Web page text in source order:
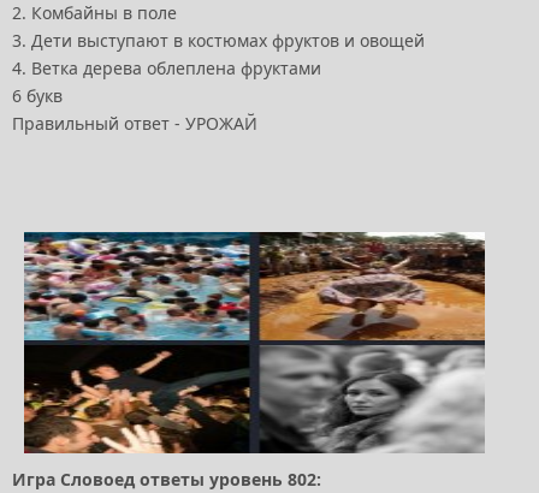
2. Комбайны в поле
3. Дети выступают в костюмах фруктов и овощей
4. Ветка дерева облеплена фруктами
6 букв
Правильный ответ - УРОЖАЙ
Игра Словоед ответы уровень 802: